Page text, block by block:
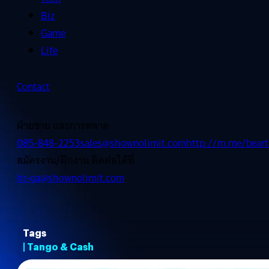
Biz
Game
Life
Contact
ฝ่ายขาย และการตลาด
085-848-2253sales@shownolimit.comhttp://m.me/
สมัครงาน/ฝึกงาน ติดต่อได้ที่
hr-ga@shownolimit.com
Tags
| Tango & Cash